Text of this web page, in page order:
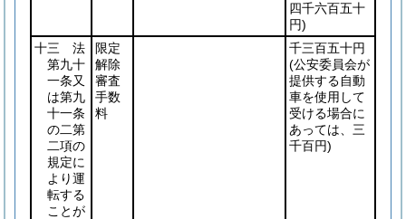
四千六百五十
円)
十三 法
第九十
一条又
は第九
十一条
の二第
二項の
規定に
より運
転する
ことが
限定
解除
審査
手数
料
千三百五十円
(公安委員会が
提供する自動
車を使用して
受ける場合に
あっては、三
千百円)